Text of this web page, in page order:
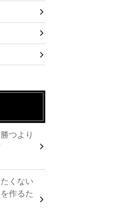
つより
くない
作るた